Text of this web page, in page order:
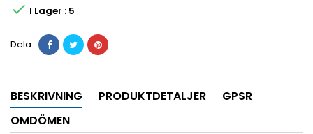
 I Lager : 5
Dela
BESKRIVNING PRODUKTDETALJER
GPSR
OMDÖMEN